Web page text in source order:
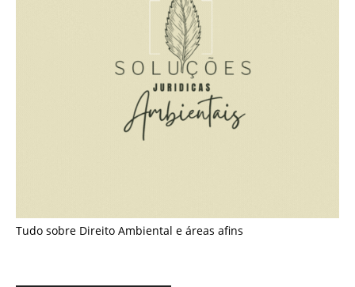
Tudo sobre Direito Ambiental e áreas afins